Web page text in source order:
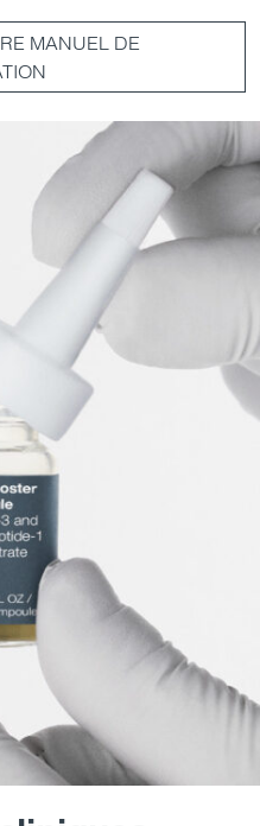
MANUEL DE